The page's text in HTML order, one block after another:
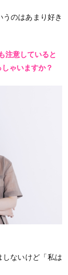
のはあまり好き
注意していると
ゃいますか？
しないけど「私は